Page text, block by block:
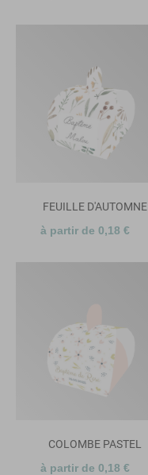
FEUILLE D'AUTOMNE
à partir de 0,18 €
COLOMBE PASTEL
à partir de 0,18 €